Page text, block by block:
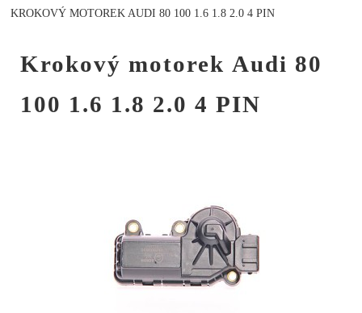
KROKOVÝ MOTOREK AUDI 80 100 1.6 1.8 2.0 4 PIN
Krokový motorek Audi 80
100 1.6 1.8 2.0 4 PIN